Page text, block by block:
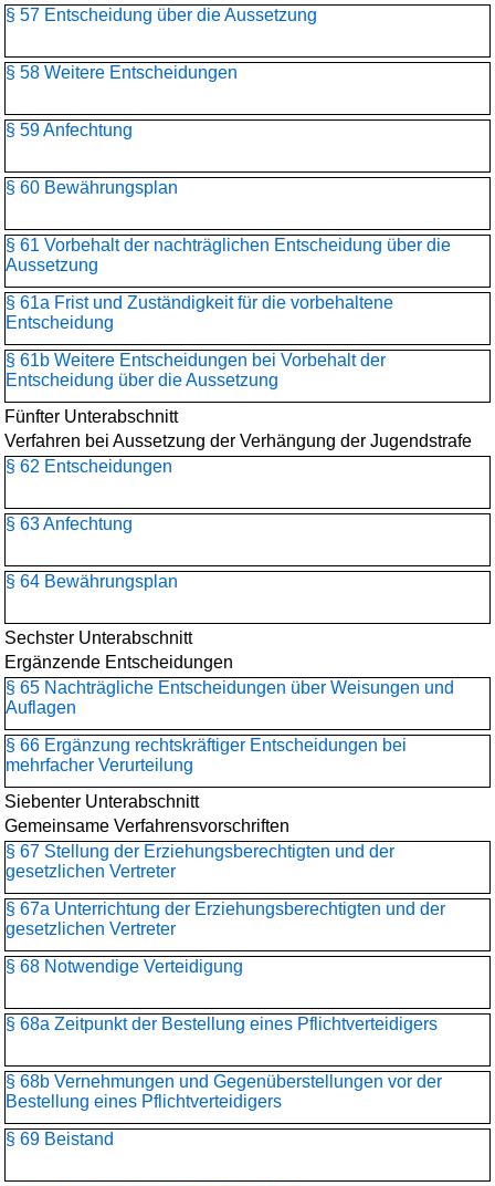
§ 57 Entscheidung über die Aussetzung
§ 58 Weitere Entscheidungen
§ 59 Anfechtung
§ 60 Bewährungsplan
§ 61 Vorbehalt der nachträglichen Entscheidung über die
Aussetzung
§ 61a Frist und Zuständigkeit für die vorbehaltene
Entscheidung
§ 61b Weitere Entscheidungen bei Vorbehalt der
Entscheidung über die Aussetzung
Fünfter Unterabschnitt
Verfahren bei Aussetzung der Verhängung der Jugendstrafe
§ 62 Entscheidungen
§ 63 Anfechtung
§ 64 Bewährungsplan
Sechster Unterabschnitt
Ergänzende Entscheidungen
§ 65 Nachträgliche Entscheidungen über Weisungen und
Auflagen
§ 66 Ergänzung rechtskräftiger Entscheidungen bei
mehrfacher Verurteilung
Siebenter Unterabschnitt
Gemeinsame Verfahrensvorschriften
§ 67 Stellung der Erziehungsberechtigten und der
gesetzlichen Vertreter
§ 67a Unterrichtung der Erziehungsberechtigten und der
gesetzlichen Vertreter
§ 68 Notwendige Verteidigung
§ 68a Zeitpunkt der Bestellung eines Pflichtverteidigers
§ 68b Vernehmungen und Gegenüberstellungen vor der
Bestellung eines Pflichtverteidigers
§ 69 Beistand